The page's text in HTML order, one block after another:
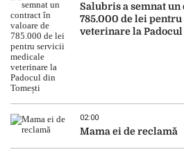
Salubris a semnat
785.000 de lei
veterinare la
02:00
Mama ei de reclamă